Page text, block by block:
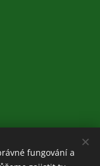
fungování a